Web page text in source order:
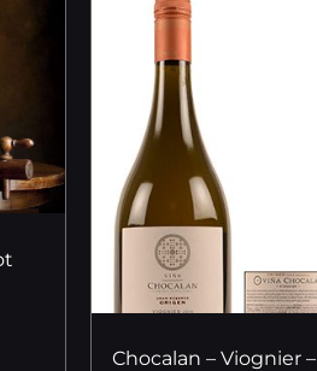
Chocalan – Viognier –